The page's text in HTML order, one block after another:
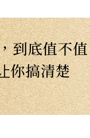
到底值不值
你搞清楚